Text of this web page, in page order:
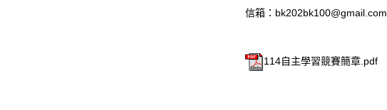
信箱： bk202bk100@gmail.com
114自主學習競賽簡章.pdf